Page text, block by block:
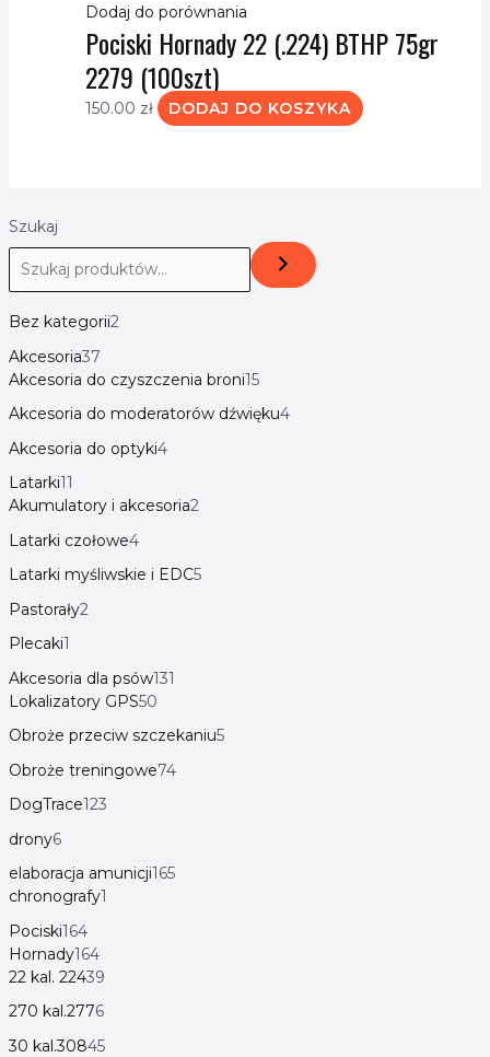
Szukaj
Bez kategorii2
Akcesoria37
Akcesoria do czyszczenia broni15
Akcesoria do moderatorów dźwięku4
Akcesoria do optyki4
Latarki11
Akumulatory i akcesoria2
Latarki czołowe4
Latarki myśliwskie i EDC5
Pastorały2
Plecaki1
Akcesoria dla psów131
Lokalizatory GPS50
Obroże przeciw szczekaniu5
Obroże treningowe74
DogTrace123
drony6
elaboracja amunicji165
chronografy1
Pociski164
Hornady164
22 kal. 22439
270 kal.2776
30 kal.30845
Dodaj do porównania
Pociski Hornady 22 (.224) BTHP 75gr
2279 (100szt)
150.00 zł DODAJ DO KOSZYKA